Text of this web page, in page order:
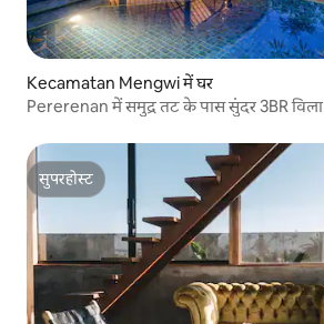
Kecamatan Mengwi में घर
Pererenan में समुद्र तट के पास सुंदर 3BR विला
सुपरहोस्ट
सुपरहोस्ट